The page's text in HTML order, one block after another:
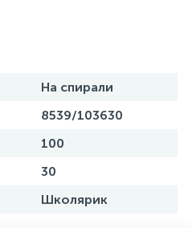
На спирали
8539/103630
100
30
Школярик